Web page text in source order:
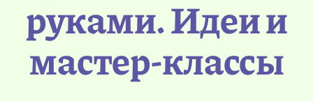
руками. Идеи и
мастер-классы